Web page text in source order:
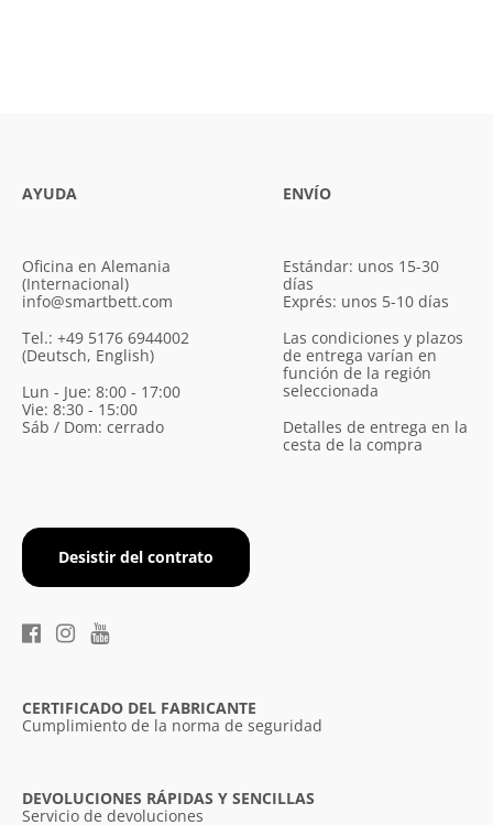
AYUDA
Oficina en Alemania
(Internacional)
info@smartbett.com
Tel.: +49 5176 6944002
(Deutsch, English)
Lun - Jue: 8:00 - 17:00
Vie: 8:30 - 15:00
Sáb / Dom: cerrado
Desistir del contrato
ENVÍO
Estándar: unos 15-30
días
Exprés: unos 5-10 días
Las condiciones y plazos
de entrega varían en
función de la región
seleccionada
Detalles de entrega en la
cesta de la compra
CERTIFICADO DEL FABRICANTE
Cumplimiento de la norma de seguridad
DEVOLUCIONES RÁPIDAS Y SENCILLAS
Servicio de devoluciones
Wir verwenden Cookies, um die
Benutzerfreundlichkeit unserer Website zu
Verwendung von Cookies gemäß unserer